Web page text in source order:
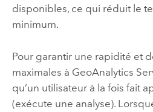
disponibles, ce qui réduit le
minimum.
Pour garantir une rapidité et
maximales à GeoAnalytics
qu’un utilisateur à la fois fait
(exécute une analyse).